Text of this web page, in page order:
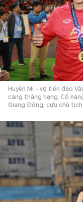
Huyền Mi - vợ tiền đạo
càng thăng hạng. Cô
Giang Đông, cựu chủ tịch